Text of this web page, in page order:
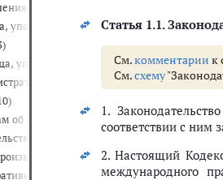
в области воинского учета (ст. 21.1 -
рассматривать дела об
уполномоченные рассматривать дела
правонарушениях (ст. 24.1 -
об административных
Оценка доказательств (ст. 26.1 - 26.11)
по делам об
правонарушении (ст. 28.1 - 28.10)
Статья 1.1.
См.комментарии к
См.схему
1.
соответствии с ним
2. Настоящий
международного